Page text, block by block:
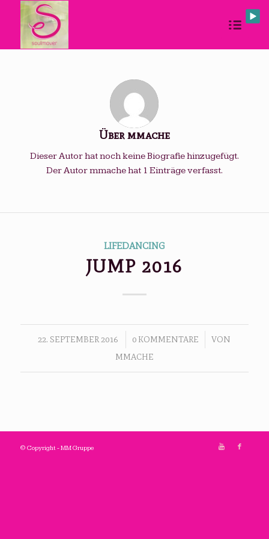
Übermmache
Dieser Autor hat noch keine Biografie hinzugefügt.
Der Autormmachehat 1 Einträge verfasst.
LIFEDANCING
JUMP 2016
22. SEPTEMBER 2016
/ 0 KOMMENTARE
/
VON
MMACHE
© Copyright - MM Gruppe